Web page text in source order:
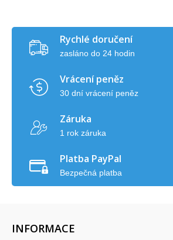
Rychlé doručení
zasláno do 24 hodin
Vrácení peněz
30 dní vrácení peněz
Záruka
1 rok záruka
Platba PayPal
Bezpečná platba
INFORMACE